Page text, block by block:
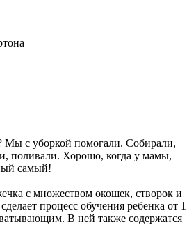
Мы с уборкой помогали. Собирали,
поливали. Хорошо, когда у мамы,
самый!
с множеством окошек, створок и
процесс обучения ребенка от 1
В ней также содержатся